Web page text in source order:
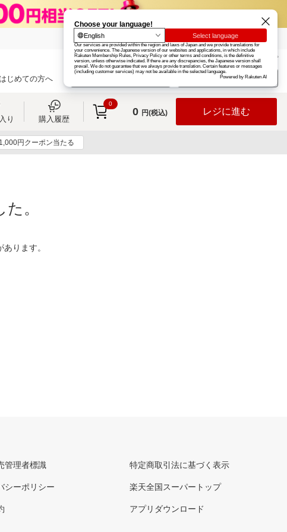
楽天グループ カード
お知らせ ヘルプ
はじめての方へ ログイン
り 購入履歴
0
0 円(税込) レジに進む
円クーポン当たる
。
ります。
管理者標識
シーポリシー
特定商取引法に基づく表示
楽天全国スーパートップ
アプリダウンロード